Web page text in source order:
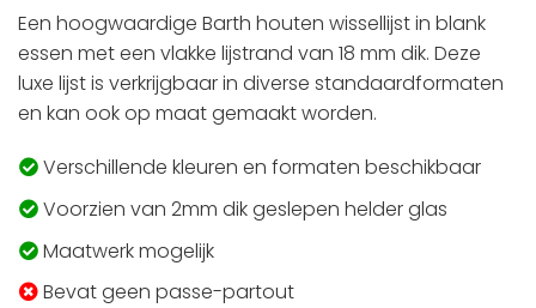
Een hoogwaardige Barth houten wissellijst in blank
essen met een vlakke lijstrand van 18 mm dik. Deze
luxe lijst is verkrijgbaar in diverse standaardformaten
en kan ook op maat gemaakt worden.
Verschillende kleuren en formaten beschikbaar
Voorzien van 2mm dik geslepen helder glas
Maatwerk mogelijk
Bevat geen passe-partout